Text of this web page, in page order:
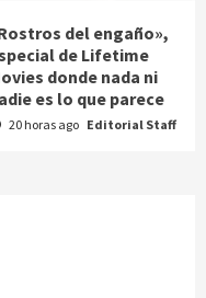
del engaño»,
de Lifetime
donde nada ni
es lo que parece
20 horas ago Editorial Staff